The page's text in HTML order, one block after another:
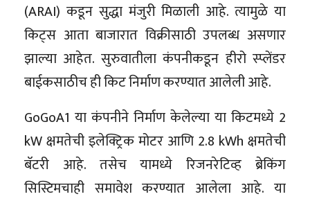
(ARAI) कडून सुद्धा मंजुरी मिळाली आहे. त्यामुळे या
किट्स आता बाजारात विक्रीसाठी उपलब्ध असणार
झाल्या आहेत. सुरुवातीला कंपनीकडून हीरो स्प्लेंडर
बाईकसाठीच ही किट निर्माण करण्यात आलेली आहे.
GoGoA1 या कंपनीने निर्माण केलेल्या या किटमध्ये 2
kW क्षमतेची इलेक्ट्रिक मोटर आणि 2.8 kWh क्षमतेची
बॅटरी आहे. तसेच यामध्ये रिजनरेटिव्ह ब्रेकिंग
सिस्टिमचाही समावेश करण्यात आलेला आहे. या